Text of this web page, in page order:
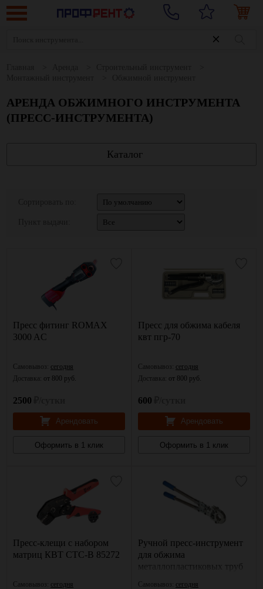
АРЕНДА ОБЖИМНОГО ИНСТРУМЕНТА
(ПРЕСС-ИНСТРУМЕНТА)
Каталог
Пресс фитинг ROMAX
3000 AC
Самовывоз: сегодня
Доставка: от 800 руб.
2500
Арендовать
Оформить в 1 клик
Пресс для обжима кабеля
квт пгр-70
Самовывоз: сегодня
Доставка: от 800 руб.
600
Арендовать
Оформить в 1 клик
Пресс-клещи с набором
матриц КВТ СТС-В 85272
Самовывоз: сегодня
Ручной пресс-инструмент
для обжима
металлопластиковых труб
Самовывоз: сегодня